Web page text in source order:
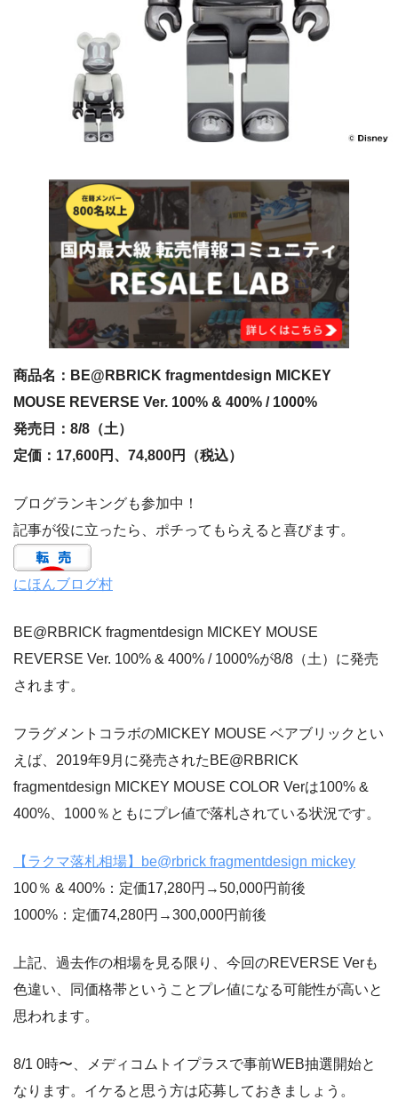
商品名：BE@RBRICK fragmentdesign MICKEY
MOUSE REVERSE Ver. 100% & 400% / 1000%
発売日：8/8（土）
定価：17,600円、74,800円（税込）
ブログランキングも参加中！
記事が役に立ったら、ポチってもらえると喜びます。
にほんブログ村
BE@RBRICK fragmentdesign MICKEY MOUSE
REVERSE Ver. 100% & 400% / 1000%が8/8（土）に発売
されます。
フラグメントコラボのMICKEY MOUSE ベアブリックとい
えば、2019年9月に発売されたBE@RBRICK
fragmentdesign MICKEY MOUSE COLOR Verは100% &
400%、1000％ともにプレ値で落札されている状況です。
【ラクマ落札相場】be@rbrick fragmentdesign mickey
100％ & 400%：定価17,280円→50,000円前後
1000%：定価74,280円→300,000円前後
上記、過去作の相場を見る限り、今回のREVERSE Verも
色違い、同価格帯ということプレ値になる可能性が高いと
思われます。
8/1 0時〜、メディコムトイプラスで事前WEB抽選開始と
なります。イケると思う方は応募しておきましょう。